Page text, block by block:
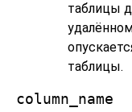
таблицы
таблицы.
column_name